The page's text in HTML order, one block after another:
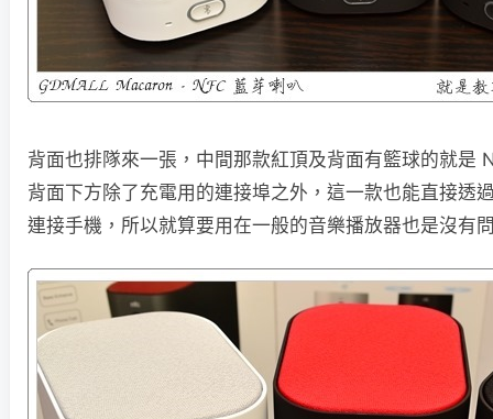
背面也排隊來一張，中間那款紅頂及背面有籃球的就是
背面下方除了充電用的連接埠之外，這一款也能直接透
連接手機，所以就算要用在一般的音樂播放器也是沒有